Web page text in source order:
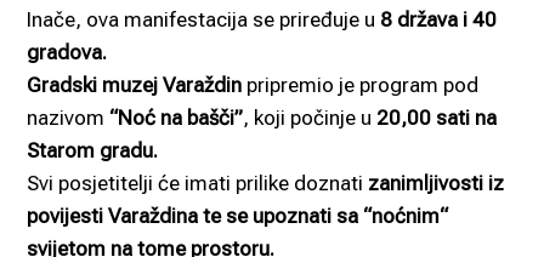
Inače, ova manifestacija se priređuje u 8 država i 40
gradova.
Gradski muzej Varaždin pripremio je program pod
nazivom “Noć na bašči”, koji počinje u 20,00 sati na
Starom gradu.
Svi posjetitelji će imati prilike doznati zanimljivosti iz
povijesti Varaždina te se upoznati sa “noćnim“
svijetom na tome prostoru.